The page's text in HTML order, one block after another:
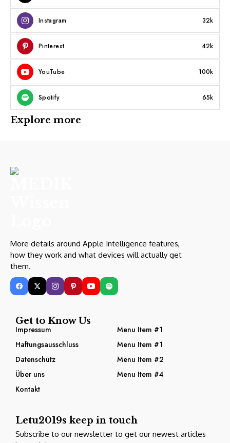
Instagram 32k
Pinterest 42k
YouTube 100k
Spotify 65k
Explore more
More details around Apple Intelligence features,
how they work and what devices will actually get
them.
Get to Know Us
Impressum
Menu Item #1
Haftungsausschluss
Menu Item #1
Datenschutz
Menu Item #2
Über uns
Menu Item #4
Kontakt
Letu2019s keep in touch
Subscribe to our newsletter to get our newest articles